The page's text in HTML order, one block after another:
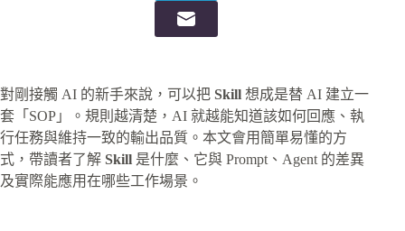
對剛接觸 AI 的新手來說，可以把 Skill 想成是替 AI 建立一
套「SOP」。規則越清楚，AI 就越能知道該如何回應、執
行任務與維持一致的輸出品質。本文會用簡單易懂的方
式，帶讀者了解 Skill 是什麼、它與 Prompt、Agent 的差異
及實際能應用在哪些工作場景。